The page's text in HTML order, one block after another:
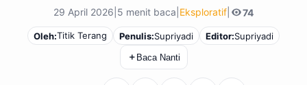
29 April 2026 5 menit baca Eksploratif 74
Oleh:Titik Terang Penulis:Supriyadi Editor:Supriyadi
＋ Baca Nanti